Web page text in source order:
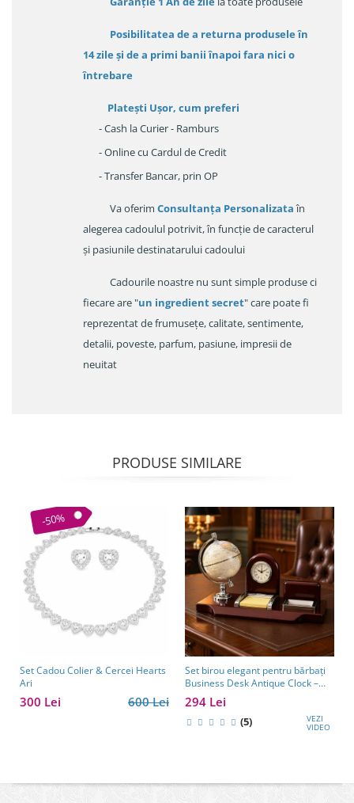
Posibilitatea de a returna produsele în
14 zileși de a primi banii înapoi fara nici o
întrebare
Platești Ușor, cum preferi
- Cash la Curier - Ramburs
- Online cu Cardul de Credit
- Transfer Bancar, prin OP
Va oferim Consultanța Personalizataîn
alegerea cadoulul potrivit, în funcție de caracterul
și pasiunile destinatarului cadoului
Cadourile noastre nu sunt simple produse ci
fiecare are "un ingredient secret" care poate fi
reprezentat de frumusețe, calitate, sentimente,
detalii, poveste, parfum, pasiune, impresii de
neuitat
PRODUSE SIMILARE
-50%
Set Cadou Colier & Cercei Hearts
Ari
600 Lei
300 Lei
Set birou elegant pentru bărbați
Business Desk Antique Clock –
cadou premium pentru șef, soț
sau partener de afaceri
294 Lei
(5) VEZI
VIDEO